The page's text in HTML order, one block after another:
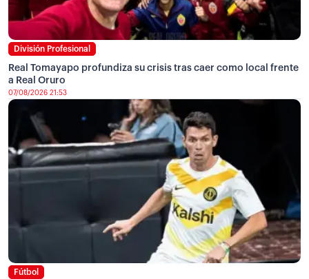
División Profesional
Real Tomayapo profundiza su crisis tras caer como local frente
a Real Oruro
07/08/2026 21:53
Fútbol